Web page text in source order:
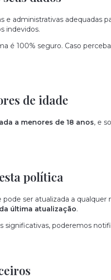
e administrativas adequadas
indevidos.
é 100% seguro. Caso
de idade
a menores de 18 anos, e
política
pode ser atualizada a
última atualização.
significativas, poderemos